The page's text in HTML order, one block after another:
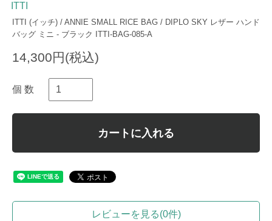
ITTI
ITTI (イッチ) / ANNIE SMALL RICE BAG / DIPLO SKY レザー ハンド
バッグ ミニ - ブラック ITTI-BAG-085-A
14,300円(税込)
個 数
カートに入れる
レビューを見る(0件)